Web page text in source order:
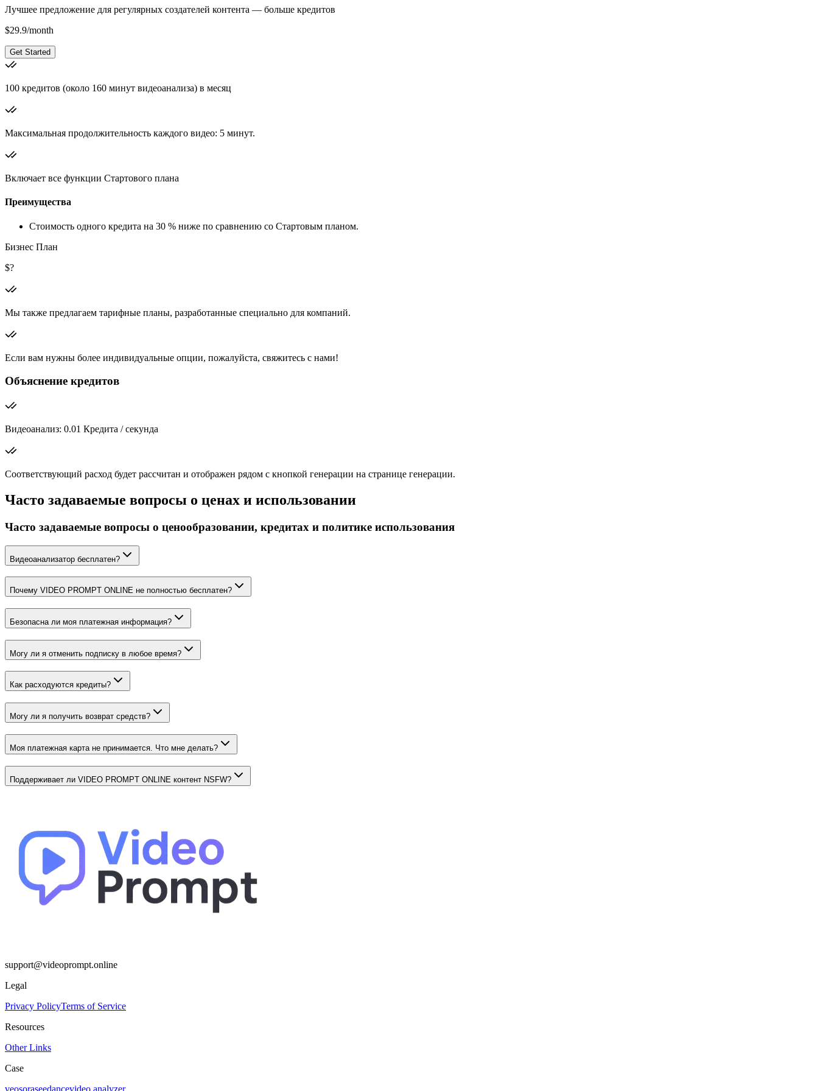
Лучшее предложение для регулярных создателей контента — больше кредитов
$29.9/month
Get Started
100 кредитов (около 160 минут видеоанализа) в месяц
Максимальная продолжительность каждого видео: 5 минут.
Включает все функции Стартового плана
Преимущества
Стоимость одного кредита на 30 % ниже по сравнению со Стартовым планом.
Бизнес План
$?
Мы также предлагаем тарифные планы, разработанные специально для компаний.
Если вам нужны более индивидуальные опции, пожалуйста, свяжитесь с нами!
Объяснение кредитов
Видеоанализ: 0.01 Кредита / секунда
Соответствующий расход будет рассчитан и отображен рядом с кнопкой генерации на странице генерации.
Часто задаваемые вопросы о ценах и использовании
Часто задаваемые вопросы о ценообразовании, кредитах и ​​политике использования
Видеоанализатор бесплатен?
Почему VIDEO PROMPT ONLINE не полностью бесплатен?
Безопасна ли моя платежная информация?
Могу ли я отменить подписку в любое время?
Как расходуются кредиты?
Могу ли я получить возврат средств?
Моя платежная карта не принимается. Что мне делать?
Поддерживает ли VIDEO PROMPT ONLINE контент NSFW?
support@videoprompt.online
Legal
Privacy PolicyTerms of Service
Resources
Other Links
Case